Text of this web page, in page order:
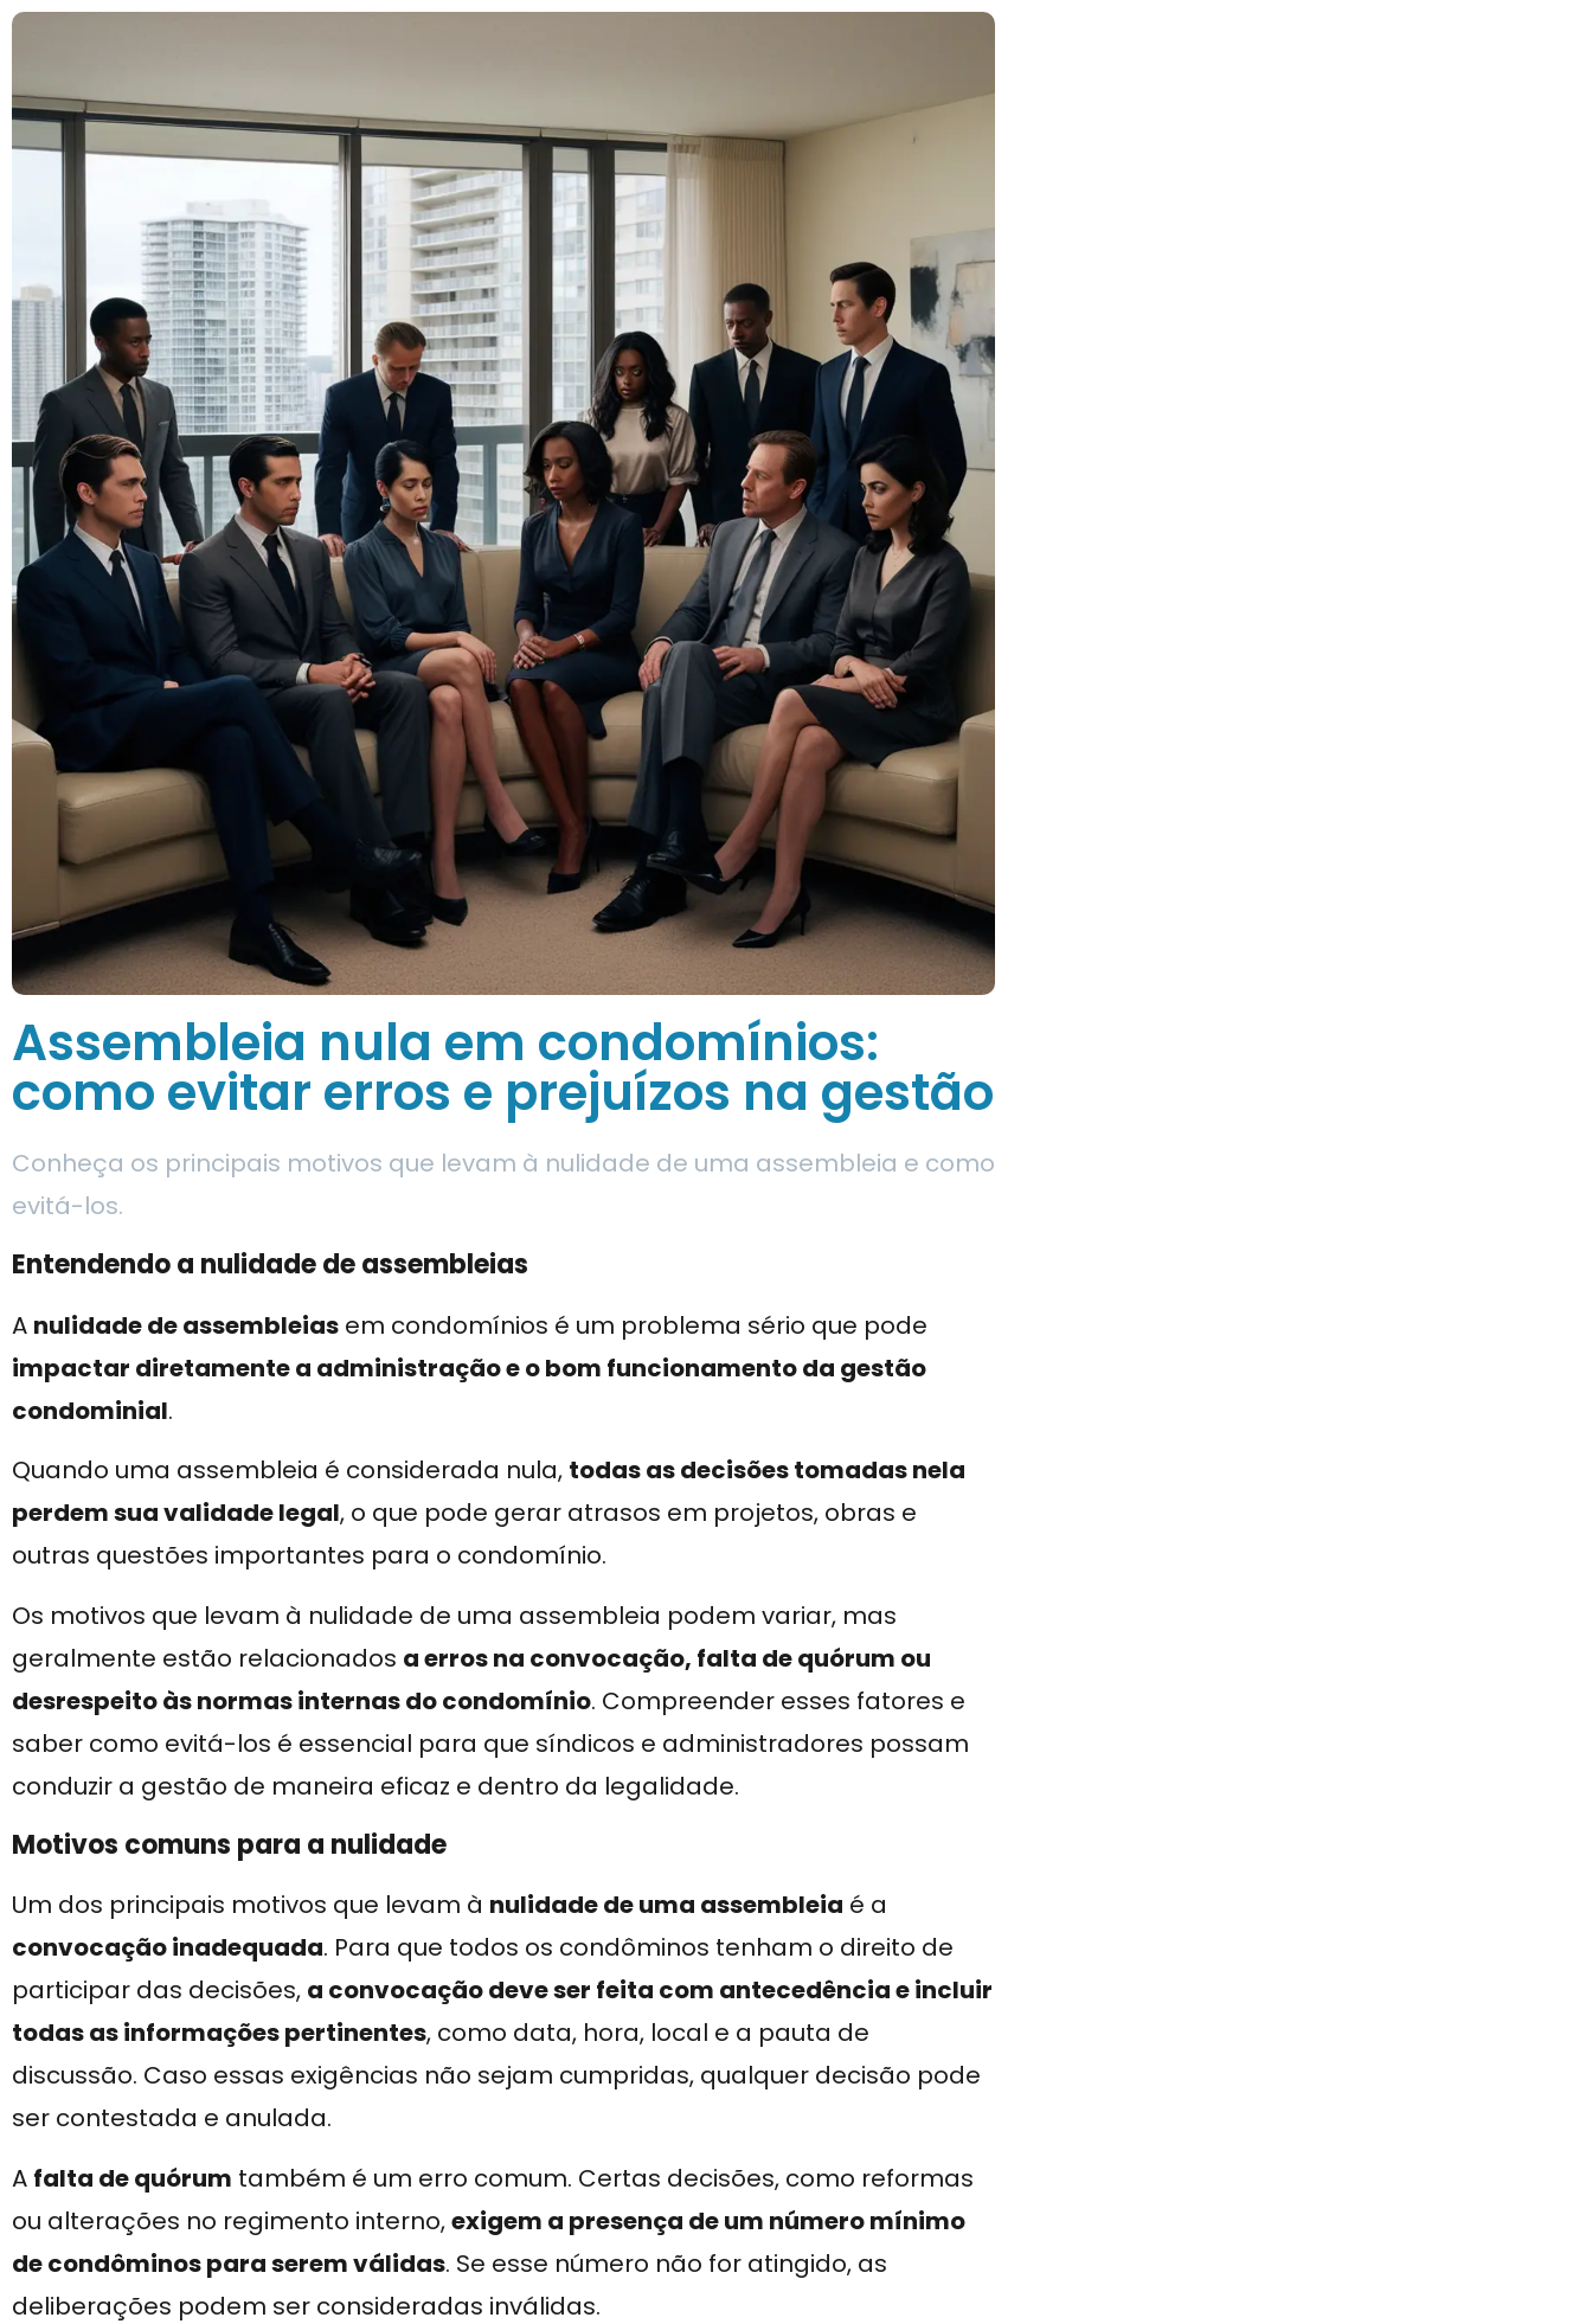
Assembleia nula em condomínios:
como evitar erros e prejuízos na gestão
Conheça os principais motivos que levam à nulidade de uma assembleia e como
evitá-los.
Entendendo a nulidade de assembleias
A nulidade de assembleias em condomínios é um problema sério que pode
impactar diretamente a administração e o bom funcionamento da gestão
condominial.
Quando uma assembleia é considerada nula, todas as decisões tomadas nela
perdem sua validade legal, o que pode gerar atrasos em projetos, obras e
outras questões importantes para o condomínio.
Os motivos que levam à nulidade de uma assembleia podem variar, mas
geralmente estão relacionados a erros na convocação, falta de quórum ou
desrespeito às normas internas do condomínio. Compreender esses fatores e
saber como evitá-los é essencial para que síndicos e administradores possam
conduzir a gestão de maneira eficaz e dentro da legalidade.
Motivos comuns para a nulidade
Um dos principais motivos que levam à nulidade de uma assembleia é a
convocação inadequada. Para que todos os condôminos tenham o direito de
participar das decisões, a convocação deve ser feita com antecedência e incluir
todas as informações pertinentes, como data, hora, local e a pauta de
discussão. Caso essas exigências não sejam cumpridas, qualquer decisão pode
ser contestada e anulada.
A falta de quórum também é um erro comum. Certas decisões, como reformas
ou alterações no regimento interno,exigem a presença de um número mínimo
de condôminos para serem válidas. Se esse número não for atingido, as
deliberações podem ser consideradas inválidas.